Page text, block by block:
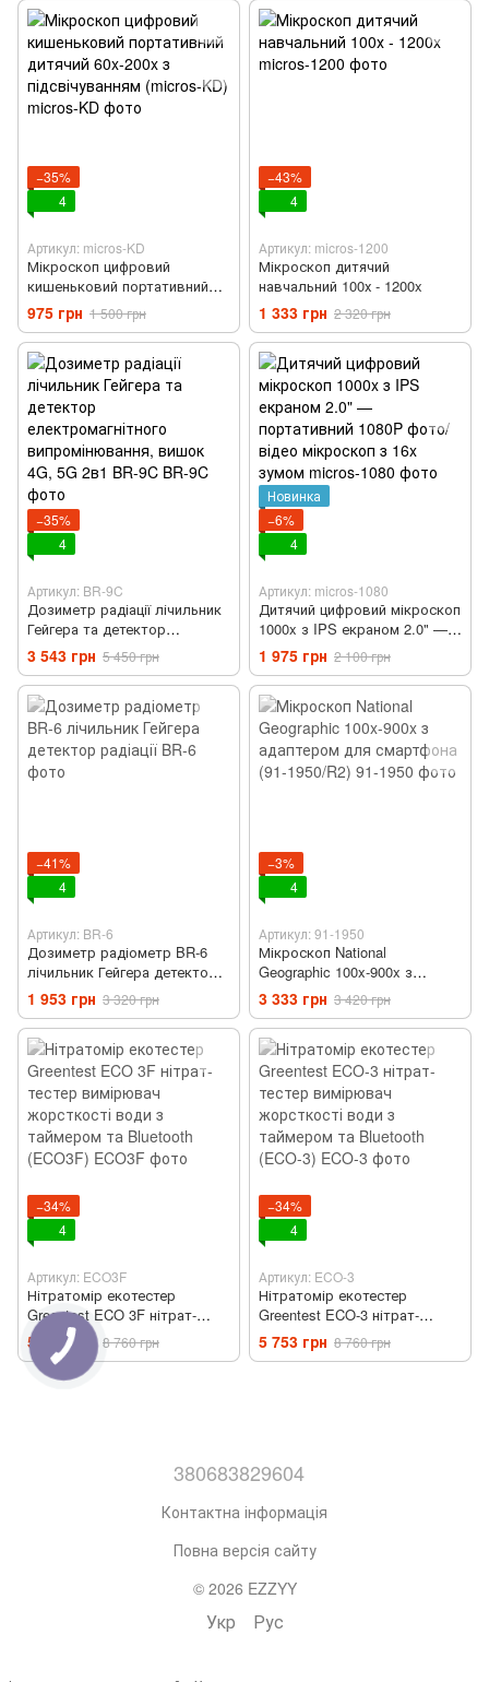
−35%
4
Артикул: micros-KD
Мікроскоп цифровий
кишеньковий портативний
дитячий 60x-200x з
підсвічуванням (micros-KD)
975 грн 1 500 грн
−43%
4
Артикул: micros-1200
Мікроскоп дитячий
навчальний 100х - 1200x
1 333 грн 2 320 грн
−35%
4
Артикул: BR-9C
Дозиметр радіації лічильник
Гейгера та детектор
електромагнітного
випромінювання, вишок 4G,
5G 2в1 BR-9C
3 543 грн 5 450 грн
Новинка
−6%
4
Артикул: micros-1080
Дитячий цифровий мікроскоп
1000x з IPS екраном 2.0" —
портативний 1080P фото/
відео мікроскоп з 16x зумом
1 975 грн 2 100 грн
−41%
4
Артикул: BR-6
Дозиметр радіометр BR-6
лічильник Гейгера детектор
радіації
1 953 грн 3 320 грн
−3%
4
Артикул: 91-1950
Мікроскоп National
Geographic 100x-900x з
адаптером для смартфона
(91-1950/R2)
3 333 грн 3 420 грн
−34%
4
Артикул: ECO3F
Нітратомір екотестер
Greentest ECO 3F нітрат-
тестер вимірювач
жорсткості води з таймером
та Bluetooth (ECO3F)
5 765 грн 8 760 грн
−34%
4
Артикул: ECO-3
Нітратомір екотестер
Greentest ECO-3 нітрат-
тестер вимірювач
жорсткості води з таймером
5 753 грн 8 760 грн
380683829604
Контактна інформація
Повна версія сайту
© 2026 EZZYY
Укр Рус